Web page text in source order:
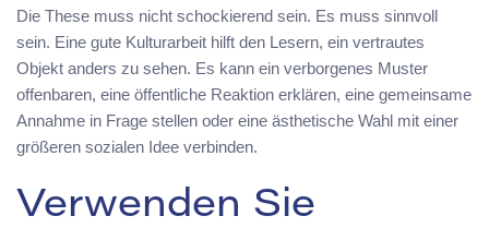
Die These muss nicht schockierend sein. Es muss sinnvoll
sein. Eine gute Kulturarbeit hilft den Lesern, ein vertrautes
Objekt anders zu sehen. Es kann ein verborgenes Muster
offenbaren, eine öffentliche Reaktion erklären, eine gemeinsame
Annahme in Frage stellen oder eine ästhetische Wahl mit einer
größeren sozialen Idee verbinden.
Verwenden Sie